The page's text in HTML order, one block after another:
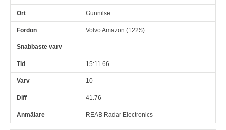
Gunnilse
Volvo Amazon (122S)
15:11.66
10
41.76
REAB Radar Electronics